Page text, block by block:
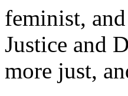
feminist,
Justice and
more just,